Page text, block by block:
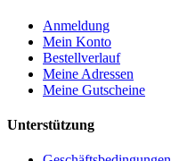
Anmeldung
Mein Konto
Bestellverlauf
Meine Adressen
Meine Gutscheine
Unterstützung